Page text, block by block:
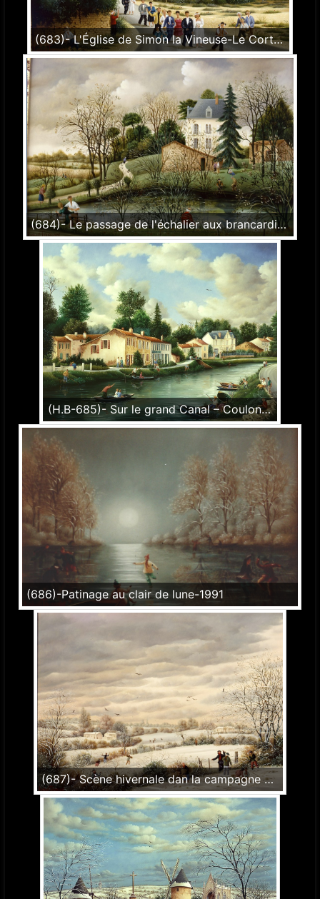
(683)- L'Église de Simon la Vineuse-Le Cortège-1990-hsb 35x24 cm.
(684)- Le passage de l'échalier aux brancardières-1990-hsb 24x35 cm.
(H.B-685)- Sur le grand Canal – Coulon – Dans le Marais poitevin hsb de format 50×65 cm, daté 1991. Signé en bas à gauche.
(686)-Patinage au clair de lune-1991
(687)- Scène hivernale dan la campagne vendéenne-1991-hsb 33x46 cm.